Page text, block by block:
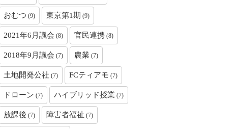
おむつ (9) 東京第1期 (9)
2021年6月議会 (8) 官民連携 (8)
2018年9月議会 (7) 農業 (7)
土地開発公社 (7) FCティアモ (7)
ドローン (7) ハイブリッド授業 (7)
放課後 (7) 障害者福祉 (7)